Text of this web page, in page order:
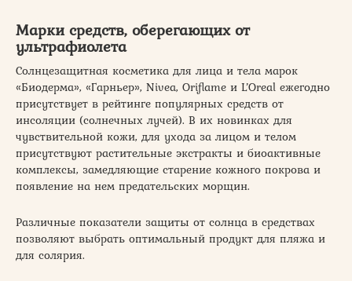
Марки средств, оберегающих от
ультрафиолета
Солнцезащитная косметика для лица и тела марок
«Биодерма», «Гарньер», Nivea, Oriflame и L’Oreal ежегодно
присутствует в рейтинге популярных средств от
инсоляции (солнечных лучей). В их новинках для
чувствительной кожи, для ухода за лицом и телом
присутствуют растительные экстракты и биоактивные
комплексы, замедляющие старение кожного покрова и
появление на нем предательских морщин.
Различные показатели защиты от солнца в средствах
позволяют выбрать оптимальный продукт для пляжа и
для солярия.